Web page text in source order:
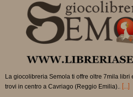
La giocolibreria Semola ti offre oltre 7mila libri
trovi in centro a Cavriago (Reggio Emilia).. [...]